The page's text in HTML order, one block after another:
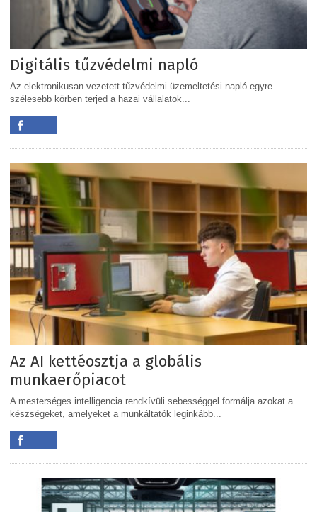
Digitális tűzvédelmi napló
Az elektronikusan vezetett tűzvédelmi üzemeltetési napló egyre
szélesebb körben terjed a hazai vállalatok...
Az AI kettéosztja a globális
munkaerőpiacot
A mesterséges intelligencia rendkívüli sebességgel formálja azokat a
készségeket, amelyeket a munkáltatók leginkább...